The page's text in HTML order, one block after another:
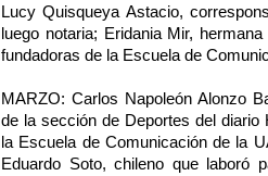
Lucy Quisqueya Astacio,
luego notaria; Eridania Mir,
fundadoras de la Escuela de
MARZO: Carlos Napoleón Alonzo
de la sección de Deportes del diario
la Escuela de Comunicación de la
Eduardo Soto, chileno que laboró